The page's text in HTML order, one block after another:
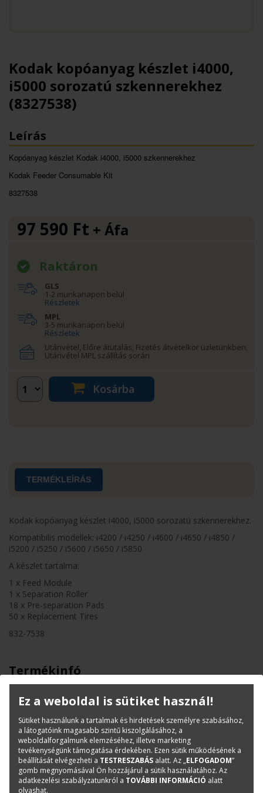
Kodak kopóanyag készlet i4000,
i5000 sorozatú szkennerekhez
(8327538)
Leírás
Kopóanyag készlet Kodak i4000, i5000 szkennerekhez
Kodak Feeder Consumable Kit
8327538
97 590 Ft + Áfa
Raktáron
GLS
1-2 munkanapon belül
Részletek
MPL
3-5 munkanapon belül
Részletek
Utánvétel, Előre átutalás, Fizetés átvételkor üzletünkben,
Utánvétel MPL szállítás során
Kosárba
TERMÉKLEÍRÁS
Kodak kopóanyag készlet i4000, i5000 sorozatú szkennerekhez.
Kompatibilis modellek: i4200 / i4250 / i4600 / i4650 / i4850 /
i5200 / i5250 / i5600 / i5650 / i5850
A készlet tartalma:
1 x Feed Module
1 x Separation Roller
18 x Pre-separation Pads
50 x Replacement Tires
832-7538
Termékinfó
Kopó-és tisztítóanyagok
Cikkszám:
8327538
Márka:
Kodak
Kérdése van?
Ez a weboldal is sütiket használ!
Sütiket használunk a tartalmak és hirdetések személyre szabásához,
a látogatóink magasabb szintű kiszolgálásához, a
weboldalforgalmunk elemzéséhez, illetve marketing
tevékenységünk támogatása érdekében. Ezen sütik működésének a
beállítását elvégezheti a TESTRESZABÁS alatt. Az „ELFOGADOM”
gomb megnyomásával Ön hozzájárul a sütik használatához. Az
adatkezelési szabályzatunkról a TOVÁBBI INFORMÁCIÓ alatt
olvashat.